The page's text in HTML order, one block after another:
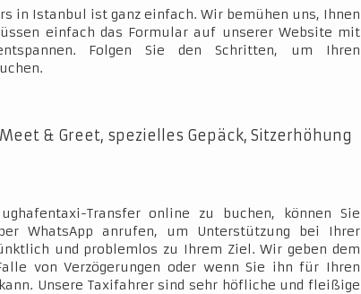
in Istanbul ist ganz einfach. Wir bemühen uns, Ihnen
einfach das Formular auf unserer Website mit
Folgen Sie den Schritten, um Ihren
& Greet, spezielles Gepäck, Sitzerhöhung
Transfer online zu buchen, können Sie
WhatsApp anrufen, um Unterstützung bei Ihrer
und problemlos zu Ihrem Ziel. Wir geben dem
von Verzögerungen oder wenn Sie ihn für Ihren
Unsere Taxifahrer sind sehr höfliche und fleißige